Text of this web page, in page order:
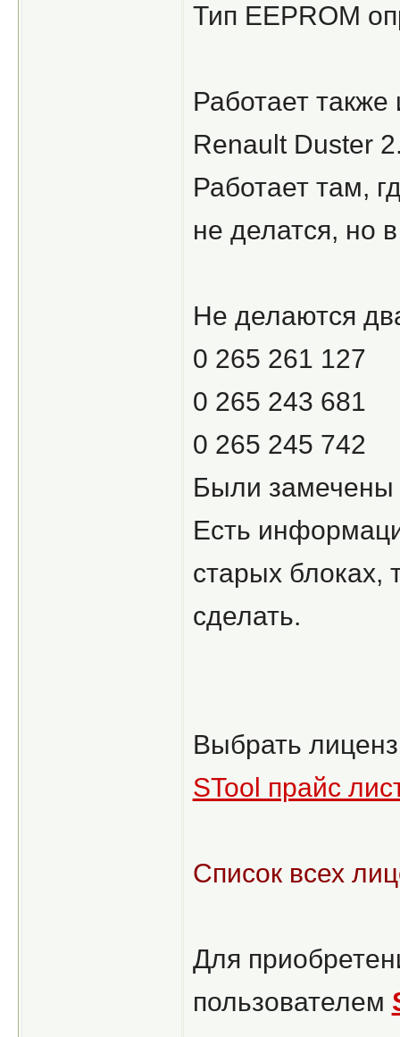
Тип EEPROM
Работает
Renault Duster
Работает там,
не делатся, но
Не делаются
0 265 261 127
0 265 243 681
0 265 245 742
Были замечены
Есть
старых блоках,
сделать.
Выбрать
STool прайс
Список всех
Для
пользователем